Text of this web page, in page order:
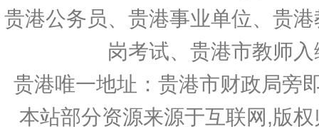
贵港公务员、贵港事业单位、贵
岗考试、贵港市教师
贵港唯一地址：贵港市财政局旁
本站部分资源来源于互联网,版